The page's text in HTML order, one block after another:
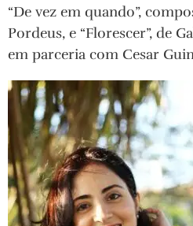
“De vez em quando”,
Pordeus, e “Florescer”, de
em parceria com Cesar